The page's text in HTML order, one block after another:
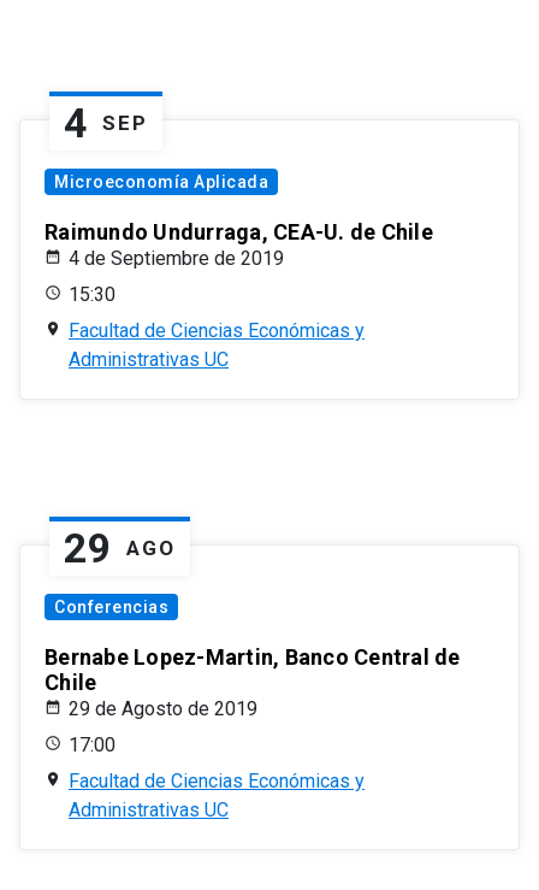
4 SEP
Microeconomía Aplicada
Raimundo Undurraga, CEA-U. de Chile
4 de Septiembre de 2019
15:30
Facultad de Ciencias Económicas y
Administrativas UC
29 AGO
Conferencias
Bernabe Lopez-Martin, Banco Central de
Chile
29 de Agosto de 2019
17:00
Facultad de Ciencias Económicas y
Administrativas UC